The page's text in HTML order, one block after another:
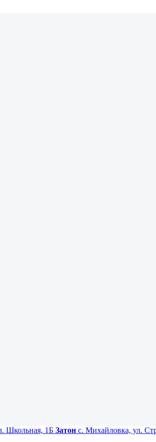
Школьная, 1Б Затон с. Михайловка, ул.